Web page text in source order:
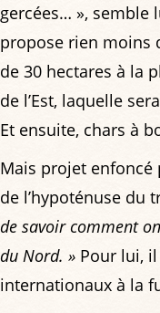
gercées… », semble
propose rien moins
de 30 hectares à la
de l’Est, laquelle
Et ensuite, chars à
Mais projet enfoncé
de l’hypoténuse du
de savoir comment
du Nord. » Pour lui,
internationaux à la